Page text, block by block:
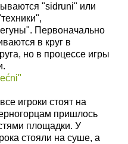
"sidruni" или
Первоначально
в круг в
но в процессе игры
все игроки стоят на
пришлось
площадки. У
стояли на суше, а